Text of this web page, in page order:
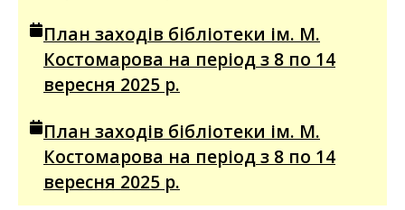
План заходів бібліотеки ім. М.
Костомарова на період з 8 по 14
вересня 2025 р.
План заходів бібліотеки ім. М.
Костомарова на період з 8 по 14
вересня 2025 р.